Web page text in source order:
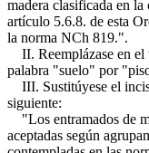
madera clasificada en
artículo 5.6.8. de esta
la norma NCh 819.".
II. Reemplázase en el
palabra "suelo" por
III. Sustitúyese el
siguiente:
"Los entramados de
aceptadas según